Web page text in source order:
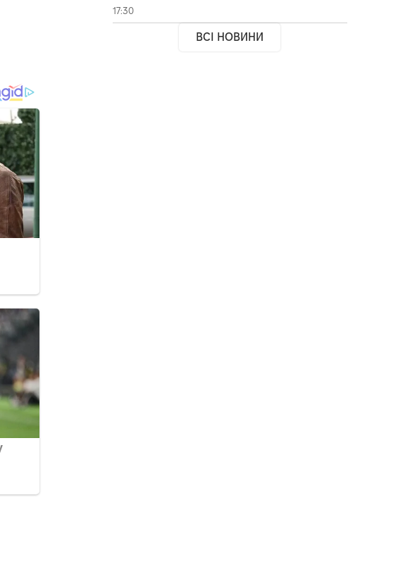
17:30
ВСІ НОВИНИ